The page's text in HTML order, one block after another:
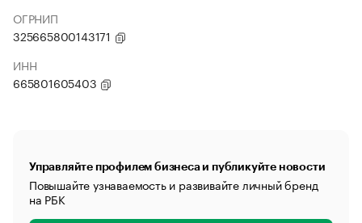
ОГРНИП
325665800143171
ИНН
665801605403
Управляйте профилем бизнеса и публикуйте новости
Повышайте узнаваемость и развивайте личный бренд
на РБК